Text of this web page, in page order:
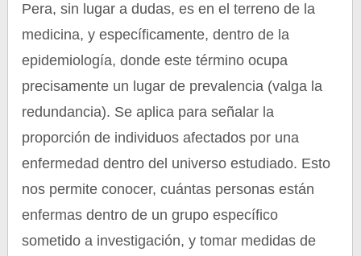
Pera, sin lugar a dudas, es en el terreno de la
medicina, y específicamente, dentro de la
epidemiología, donde este término ocupa
precisamente un lugar de prevalencia (valga la
redundancia). Se aplica para señalar la
proporción de individuos afectados por una
enfermedad dentro del universo estudiado. Esto
nos permite conocer, cuántas personas están
enfermas dentro de un grupo específico
sometido a investigación, y tomar medidas de